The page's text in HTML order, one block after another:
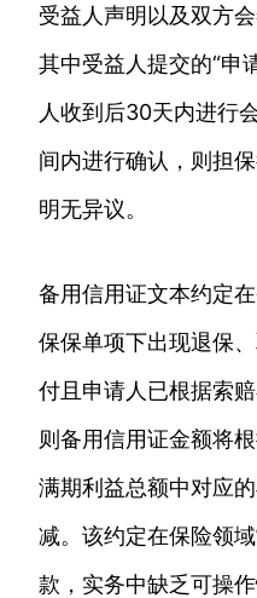
受益人声明以及双方
其中受益人提交的“申
人收到后30天内进行
间内进行确认，则担
明无异议。
备用信用证文本约定
保保单项下出现退保
付且申请人已根据索
则备用信用证金额将
满期利益总额中对应
减。该约定在保险领
款，实务中缺乏可操